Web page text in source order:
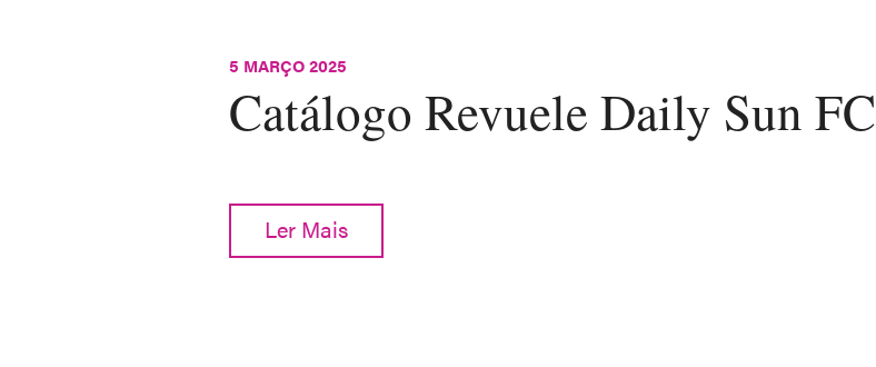
5 MARÇO 2025
Catálogo Revuele Daily Sun FC
Ler Mais